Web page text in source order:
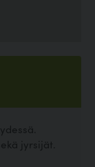
jyrsijät.